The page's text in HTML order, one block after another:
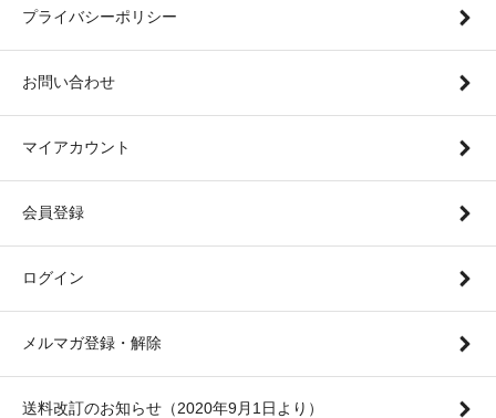
プライバシーポリシー
お問い合わせ
マイアカウント
会員登録
ログイン
メルマガ登録・解除
送料改訂のお知らせ（2020年9月1日より）